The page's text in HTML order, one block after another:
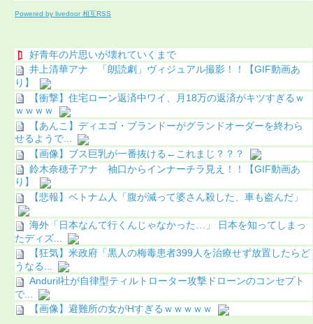
Powered by livedoor 相互RSS
好青年の片思いが壊れていくまで
井上清華アナ 「朗読劇」ヴィジュアル撮影！！【GIF動画あ
り】
【衝撃】住宅ローン返済中ワイ、月18万の返済がキツすぎるｗ
ｗｗｗｗ
【あんこ】ディエゴ・ブランドーがグランドオーダーを終わら
せるようで...
【画像】ブス巨乳が一番抜ける←これまじ？？？
鈴木奈穂子アナ 袖口からインナーチラ見え！！【GIF動画あ
り】
【悲報】ベトナム人「腹が減って婆さん殺した、車も盗んだ」
海外「日本なんて行くんじゃなかった…」 日本を知ってしまっ
たディズ...
【狂気】米政府「黒人の梅毒患者399人を治療せず放置したらど
うなる...
Anduril社が自律型ティルトローター攻撃ドローンのコンセプト
で...
【画像】避難所の女がHすぎるｗｗｗｗｗ